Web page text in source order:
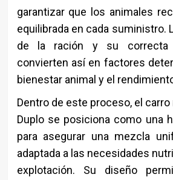
garantizar que los animales
equilibrada en cada suministro.
de la ración y su correcta
convierten así en factores
bienestar animal y el
Dentro de este proceso, el
Duplo se posiciona como una
para asegurar una mezcla
adaptada a las necesidades
explotación. Su diseño